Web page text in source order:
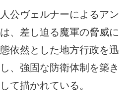
公ヴェルナーによるアン
、差し迫る魔軍の脅威に
依然とした地方行政を迅
、強固な防衛体制を築き
て描かれている。